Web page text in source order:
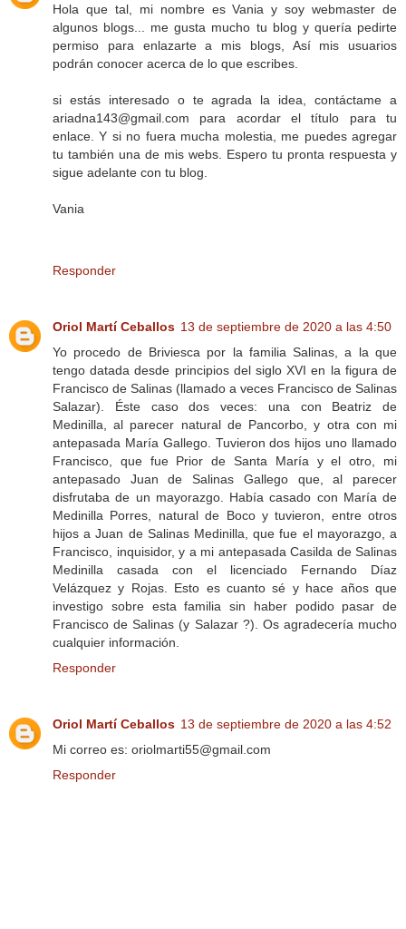
Hola que tal, mi nombre es Vania y soy webmaster de
algunos blogs... me gusta mucho tu blog y quería pedirte
permiso para enlazarte a mis blogs, Así mis usuarios
podrán conocer acerca de lo que escribes.
si estás interesado o te agrada la idea, contáctame a
ariadna143@gmail.com para acordar el título para tu
enlace. Y si no fuera mucha molestia, me puedes agregar
tu también una de mis webs. Espero tu pronta respuesta y
sigue adelante con tu blog.
Vania
Responder
Oriol Martí Ceballos 13 de septiembre de 2020 a las 4:50
Yo procedo de Briviesca por la familia Salinas, a la que
tengo datada desde principios del siglo XVI en la figura de
Francisco de Salinas (llamado a veces Francisco de Salinas
Salazar). Éste caso dos veces: una con Beatriz de
Medinilla, al parecer natural de Pancorbo, y otra con mi
antepasada María Gallego. Tuvieron dos hijos uno llamado
Francisco, que fue Prior de Santa María y el otro, mi
antepasado Juan de Salinas Gallego que, al parecer
disfrutaba de un mayorazgo. Había casado con María de
Medinilla Porres, natural de Boco y tuvieron, entre otros
hijos a Juan de Salinas Medinilla, que fue el mayorazgo, a
Francisco, inquisidor, y a mi antepasada Casilda de Salinas
Medinilla casada con el licenciado Fernando Díaz
Velázquez y Rojas. Esto es cuanto sé y hace años que
investigo sobre esta familia sin haber podido pasar de
Francisco de Salinas (y Salazar ?). Os agradecería mucho
cualquier información.
Responder
Oriol Martí Ceballos 13 de septiembre de 2020 a las 4:52
Mi correo es: oriolmarti55@gmail.com
Responder